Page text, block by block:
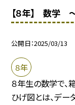
【８年】 数学
公開日 2025/03/13
８年
８年生の数学で、
ひげ図とは、デー